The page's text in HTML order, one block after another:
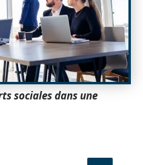
sociales dans une